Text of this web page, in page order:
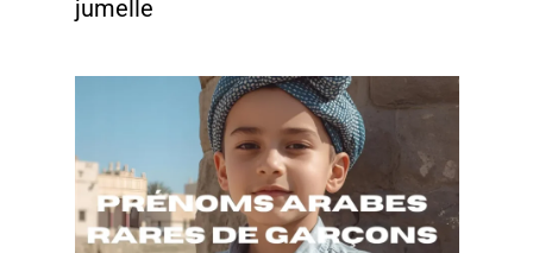
jumelle